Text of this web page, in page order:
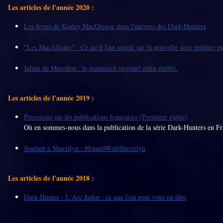
Les articles de l'année 2020 :
Les livres de Kinley MacGregor dans l'univers des Dark-Hunters
"Les MacAllister" : Ce qu'il faut savoir sur la nouvelle série publiée
Julian de Macedon : le manuscrit originel enfin publié.
Les articles de l'année 2019 :
Précisions sur les publications françaises (Première partie)
Où en sommes-nous dans la publication de la série Dark-Hunters en
Soutien à Sherrilyn : #IstandWithSherrilyn
Les articles de l'année 2018 :
Dark-Hunter - L'Arc Jaden : ce que l'on peut vous en dire